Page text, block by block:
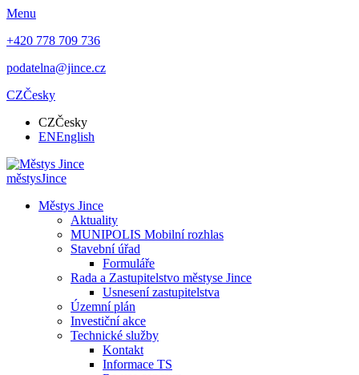
Menu
+420 778 709 736
podatelna@jince.cz
CZČesky
CZČesky
ENEnglish
městysJince
Městys Jince
Aktuality
MUNIPOLIS Mobilní rozhlas
Stavební úřad
Formuláře
Rada a Zastupitelstvo městyse Jince
Usnesení zastupitelstva
Územní plán
Investiční akce
Technické služby
Kontakt
Informace TS